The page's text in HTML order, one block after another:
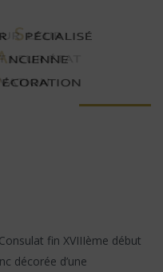
fin XVIIIème début
décorée d’une